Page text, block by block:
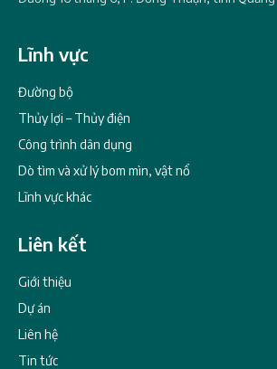
Lĩnh vực
Đường bộ
Thủy lợi – Thủy điện
Công trình dân dụng
Dò tìm và xử lý bom mìn, vật nổ
Lĩnh vực khác
Liên kết
Giới thiệu
Dự án
Liên hệ
Tin tức